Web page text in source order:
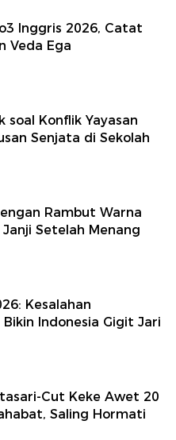
Inggris 2026, Catat
Veda Ega
soal Konflik Yayasan
Senjata di Sekolah
Rambut Warna
Setelah Menang
Kesalahan
Indonesia Gigit Jari
Cut Keke Awet 20
Saling Hormati